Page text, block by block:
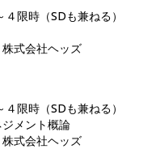
限時（SDも兼ねる）
会社ヘッズ
限時（SDも兼ねる）
メント概論
会社ヘッズ